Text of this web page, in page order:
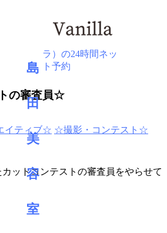
BLOG
の審査員☆
イティブ☆ ☆撮影・コンテスト☆
ットコンテストの審査員をやらせて